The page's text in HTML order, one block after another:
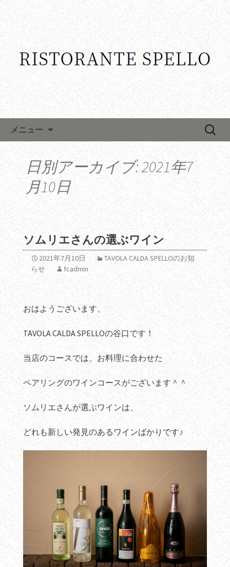
メニュー
検
日別アーカイブ: 2021年7
月10日
ソムリエさんの選ぶワイン
2021年7月10日
TAVOLA CALDA SPELLOのお知
らせ
fcadmin
おはようございます、
TAVOLA CALDA SPELLOの谷口です！
当店のコースでは、お料理に合わせた
ペアリングのワインコースがございます＾＾
ソムリエさんが選ぶワインは、
どれも新しい発見のあるワインばかりです♪